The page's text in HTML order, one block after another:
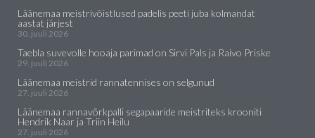
Läänemaa meistrivõistlused padelis peeti juba kolmandat
aastat järjest
30. juuli 2026
Taebla suvevolle hooaja parimad on Sirvi Pals ja Raivo Priske
29. juuli 2026
Läänemaa meistrid rannatennises on selgunud
27. juuli 2026
Läänemaa rannavõrkpalli segapaaride meistriteks krooniti
Hendrik Naar ja Triin Heilu
27. juuli 2026